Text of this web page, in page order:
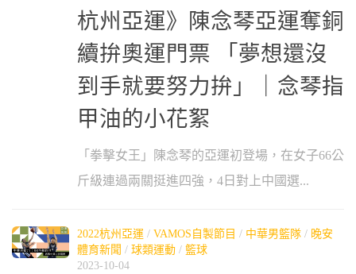
杭州亞運》陳念琴亞運奪銅
續拚奧運門票 「夢想還沒
到手就要努力拚」｜念琴指
甲油的小花絮
「拳擊女王」陳念琴的亞運初登場，在女子66公
斤級連過兩關挺進四強，4日對上中國選...
2022杭州亞運 / VAMOS自製節目 / 中華男籃隊 / 晚安
體育新聞 / 球類運動 / 籃球
2023-10-04